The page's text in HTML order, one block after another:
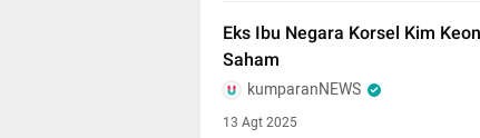
Eks Ibu Negara Korsel Kim
Saham
kumparanNEWS
13 Agt 2025